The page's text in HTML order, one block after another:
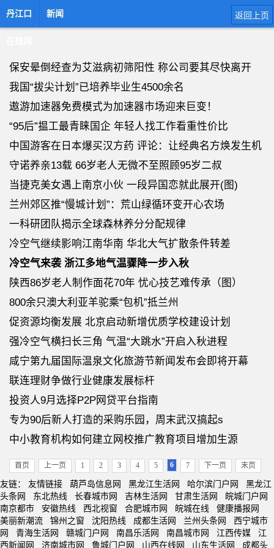
丹江口 新闻 返回上页
保安晕倒经查为艾滋病初筛阳性 称公司要其尽快离开
我国“拔尖计划”已培养毕业生4500余名
遨游加速器免费模式为加速器市场迎来巨变！
“95后”揾工最青睐国企 年轻人找工作看重性价比
中国游客在日本爆买汉方药 评论：让经典名方焕发生机
守诺养亲13载 66岁老人无微不至照顾95岁二叔
当捷克美女遇上南京小伙 一段异国恋就此展开(图)
兰州郊区推“慢城计划”：荒山绿循环变开心农场
一科研团队揭示全球森林养分分配规律
冷空气继续影响江南华南 华北大气扩散条件转差
冷空气来袭 浙江多地气温骤降一步入秋
陕西86岁老人制作面花70年 忧心技艺难传承（图）
800余只澳大利亚羊驼乘“包机”抵兰州
促资源均衡发展 北京启动新增优质学校建设计划
强冷空气横扫长三角 气温“大跳水”开启入秋进程
咸宁第九届国际温泉文化旅游节新闻发布会即将开幕
联连理财争做行业健康发展标杆
投资人9月选择P2P网贷平台指南
专为90后新人打造的采购乐园，周末武汉搞起s
中小教育机构如何建立网校推广教育项目增加生源
首页 上一页 1 2 3 4 5 6 7 下一页 末页
友链： 友情链接 葫芦岛信息网 黑龙江生活网 哈尔滨门户网
黑龙江
头条网
东北热线 长春城市网 吉林生活网 甘肃生活网
皖城门户网
南京都市
安徽热线 西北视窗 合肥城市网 皖城在线
健康播报网
美丽新潮流
锦州之窗 沈阳热线 成都生活网 兰州头条网
西宁城市
网
青海生活网 赣城门户网 南昌乐活网 南昌城市网 江西传媒
江
西新闻网
济南城市网 鲁城门户网 山西在线网 山东生活网 成都头